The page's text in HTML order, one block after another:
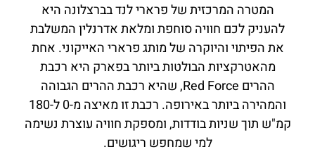
המטרה המרכזית של פרארי לנד בברצלונה היא
להעניק לכם חוויה סוחפת ומלאת אדרנלין המשלבת
את הפיתוי והיוקרה של מותג פרארי האייקוני. אחת
מהאטרקציות הבולטות ביותר בפארק היא רכבת
ההרים Red Force, שהיא רכבת ההרים הגבוהה
והמהירה ביותר באירופה. רכבת זו מאיצה מ-0 ל-180
קמ"ש תוך שניות בודדות, ומספקת חוויה עוצרת נשימה
למי שמחפש ריגושים.